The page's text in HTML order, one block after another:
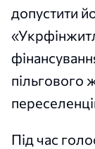
допустити
пільгового
Під час